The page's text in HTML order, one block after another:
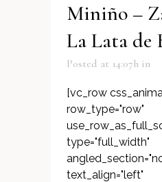
Miniño –
La Lata de
Posted at 14:07h in
[vc_row
row_type="row"
type="full_width"
text_align="left"